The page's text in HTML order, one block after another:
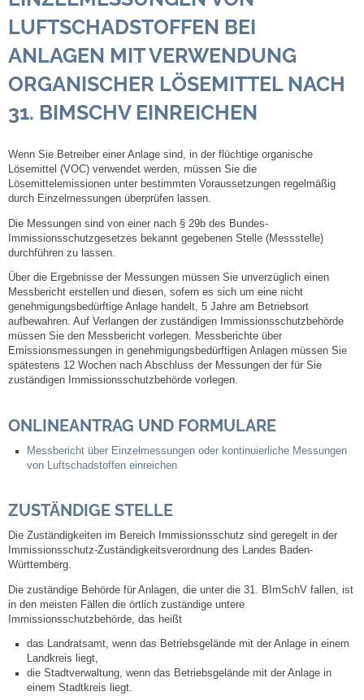
Steuern
Ortsrecht
Haushalt 2026
Trinkwasser - Härtebereich
Redaktionsstatut für das Amtsblatt
Service
Notdienste
Fahrplanauskünfte
Ortsplan
Schlepper / Traktor
Rathaus
Aktuelles
Gemeindeverwaltung
LUFTSCHADSTOFFEN BEI
ANLAGEN MIT VERWENDUNG
ORGANISCHER LÖSEMITTEL NACH
31. BIMSCHV EINREICHEN
Wenn Sie Betreiber einer Anlage sind, in der flüchtige organische
Lösemittel (VOC) verwendet werden, müssen Sie die
Lösemittelemissionen unter bestimmten Voraussetzungen regelmäßig
durch Einzelmessungen überprüfen lassen.
Die Messungen sind von einer nach § 29b des Bundes-
Immissionsschutzgesetzes bekannt gegebenen Stelle (Messstelle)
durchführen zu lassen.
Über die Ergebnisse der Messungen müssen Sie unverzüglich einen
Messbericht erstellen und diesen, sofern es sich um eine nicht
genehmigungsbedürftige Anlage handelt, 5 Jahre am Betriebsort
aufbewahren. Auf Verlangen der zuständigen Immissionsschutzbehörde
müssen Sie den Messbericht vorlegen. Messberichte über
Emissionsmessungen in genehmigungsbedürftigen Anlagen müssen Sie
spätestens 12 Wochen nach Abschluss der Messungen der für Sie
zuständigen Immissionsschutzbehörde vorlegen.
ONLINEANTRAG UND FORMULARE
Messbericht über Einzelmessungen oder kontinuierliche Messungen
von Luftschadstoffen einreichen
ZUSTÄNDIGE STELLE
Die Zuständigkeiten im Bereich Immissionsschutz sind geregelt in der
Immissionsschutz-Zuständigkeitsverordnung des Landes Baden-
Württemberg.
Die zuständige Behörde für Anlagen, die unter die 31. BImSchV fallen, ist
in den meisten Fällen die örtlich zuständige untere
Immissionsschutzbehörde, das heißt
das Landratsamt, wenn das Betriebsgelände mit der Anlage in einem
Landkreis liegt,
die Stadtverwaltung, wenn das Betriebsgelände mit der Anlage in
einem Stadtkreis liegt.